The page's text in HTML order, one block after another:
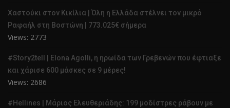
Χαστούκι στον Κικίλια | Όλη η Ελλάδα στέλνει τον μικρό
Ραφαήλ στη Βοστώνη | 773.025€ σήμερα
Views: 2773
#Story2tell | Elona Agolli, η ηρωίδα των Γρεβενών που έφτιαξε
και χάρισε 600 μάσκες σε 9 μέρες!
Views: 2686
#Hellines | Μάριος Ελευθεριάδης: 199 μοδίστρες ράβουν με